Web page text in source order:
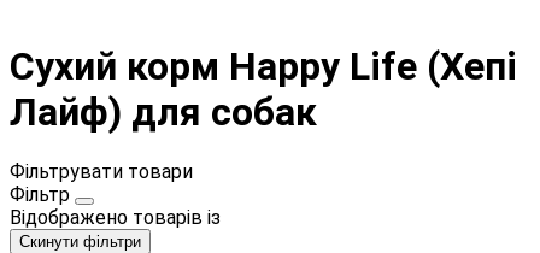
Сухий корм Happy Life (Хепі
Лайф) для собак
Фільтрувати товари
Фільтр
Відображено товарів із
Скинути фільтри